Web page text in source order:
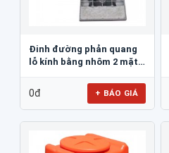
Đinh đường phản quang
lỗ kính bằng nhôm 2 mặt
0đ + BÁO GIÁ